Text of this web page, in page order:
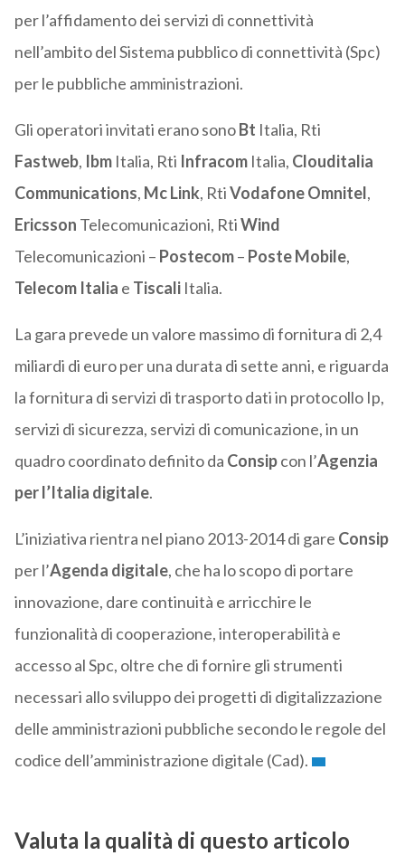
per l’affidamento dei servizi di connettività
nell’ambito del Sistema pubblico di connettività (Spc)
per le pubbliche amministrazioni.
Gli operatori invitati erano sonoBt Italia, Rti
Fastweb, IbmItalia, Rti InfracomItalia, Clouditalia
Communications, Mc Link, RtiVodafone Omnitel,
Ericsson Telecomunicazioni, RtiWind
Telecomunicazioni – Postecom– Poste Mobile,
Telecom Italia e TiscaliItalia.
La gara prevede un valore massimo di fornitura di 2,4
miliardi di euro per una durata di sette anni, e riguarda
la fornitura di servizi di trasporto dati in protocollo Ip,
servizi di sicurezza, servizi di comunicazione, in un
quadro coordinato definito da Consipcon l’Agenzia
per l’Italia digitale.
L’iniziativa rientra nel piano 2013-2014 di gare Consip
per l’Agenda digitale, che ha lo scopo di portare
innovazione, dare continuità e arricchire le
funzionalità di cooperazione, interoperabilità e
accesso al Spc, oltre che di fornire gli strumenti
necessari allo sviluppo dei progetti di digitalizzazione
delle amministrazioni pubbliche secondo le regole del
codice dell’amministrazione digitale (Cad).
Valuta la qualità di questo articolo